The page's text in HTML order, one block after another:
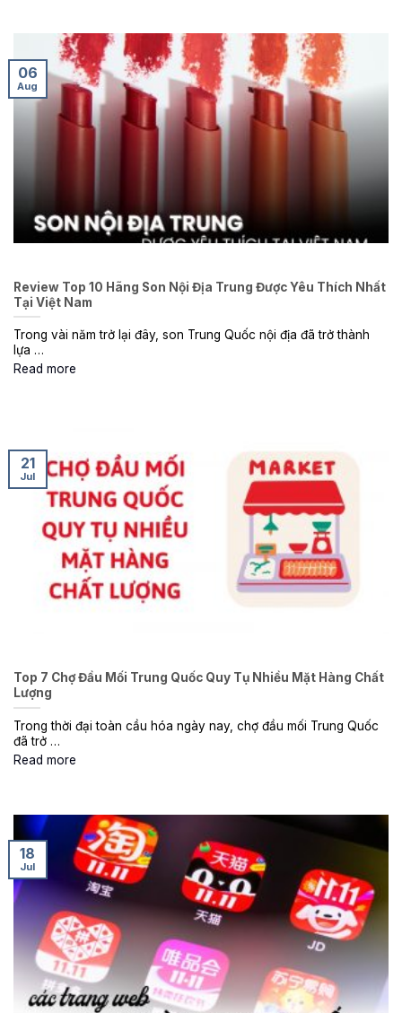
Review Top 10 Hãng Son Nội Địa Trung Được Yêu Thích Nhất
Tại Việt Nam
Trong vài năm trở lại đây, son Trung Quốc nội địa đã trở thành
lựa …
Read more
06
Aug
Top 7 Chợ Đầu Mối Trung Quốc Quy Tụ Nhiều Mặt Hàng Chất
Lượng
Trong thời đại toàn cầu hóa ngày nay, chợ đầu mối Trung Quốc
đã trở …
Read more
21
Jul
18
Jul